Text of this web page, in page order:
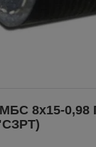
8х15-0,98